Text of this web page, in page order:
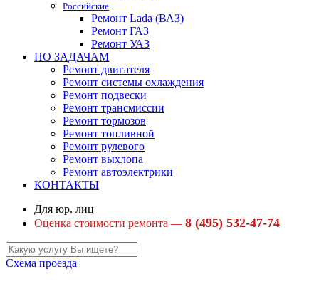
Российские
Ремонт Lada (ВАЗ)
Ремонт ГАЗ
Ремонт УАЗ
ПО ЗАДАЧАМ
Ремонт двигателя
Ремонт системы охлаждения
Ремонт подвески
Ремонт трансмиссии
Ремонт тормозов
Ремонт топливной
Ремонт рулевого
Ремонт выхлопа
Ремонт автоэлектрики
КОНТАКТЫ
Для юр. лиц
Оценка стоимости ремонта — 8 (495) 532-47-74
Схема проезда